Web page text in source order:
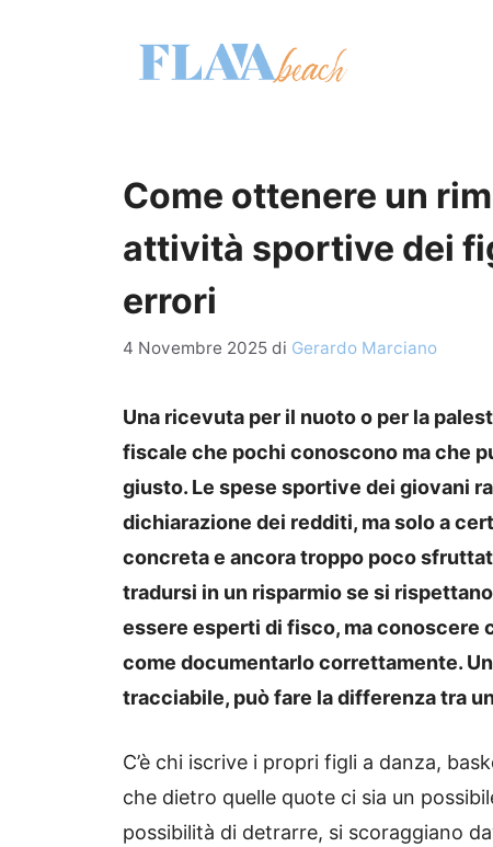
Come ottenere un
attività sportive dei
errori
4 Novembre 2025 di Gerardo Marciano
Una ricevuta per il nuoto o per la
fiscale che pochi conoscono ma che
giusto. Le spese sportive dei giovani
dichiarazione dei redditi, ma solo a
concreta e ancora troppo poco
tradursi in un risparmio se si
essere esperti di fisco, ma conoscere
come documentarlo correttamente.
tracciabile, può fare la differenza tra
C’è chi iscrive i propri figli a danza,
che dietro quelle quote ci sia un
possibilità di detrarre, si scoraggiano